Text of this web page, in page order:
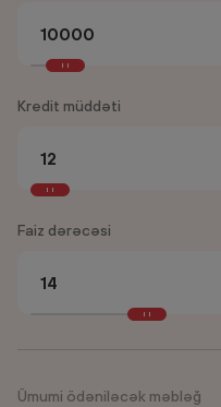
Kredit müddəti
Faiz dərəcəsi
Ümumi ödəniləcək məbləğ